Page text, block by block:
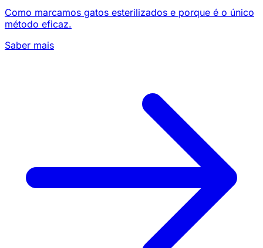
Como marcamos gatos esterilizados e porque é o único
método eficaz.
Saber mais